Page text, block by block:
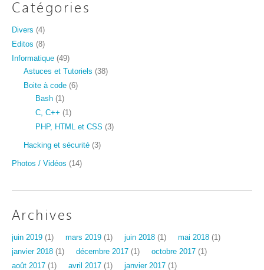
Catégories
Divers (4)
Editos (8)
Informatique (49)
Astuces et Tutoriels (38)
Boite à code (6)
Bash (1)
C, C++ (1)
PHP, HTML et CSS (3)
Hacking et sécurité (3)
Photos / Vidéos (14)
Archives
juin 2019 (1) mars 2019 (1) juin 2018 (1) mai 2018 (1)
janvier 2018 (1) décembre 2017 (1) octobre 2017 (1)
août 2017 (1) avril 2017 (1) janvier 2017 (1)